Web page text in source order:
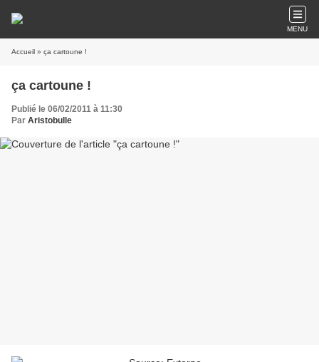
MENU
Accueil » ça cartoune !
ça cartoune !
Publié le 06/02/2011 à 11:30
Par Aristobulle